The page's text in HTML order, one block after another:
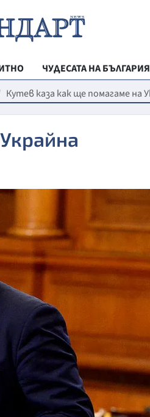
ЧУДЕСАТА НА БЪЛГАРИЯ
РЕГИОНАЛНИ
ВЕСТНИК
МОЯТ ГРАД
ТЕХНОЛОГИИ
ДА!НА
ДА! НА
КУЛТУРА
ВЯРА
ОБЯВИ
Кутев каза как ще помагаме на